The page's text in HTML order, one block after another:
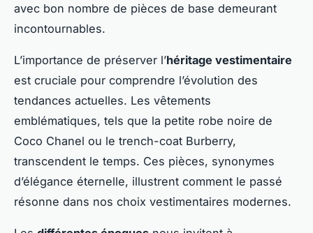
avec bon nombre de pièces de base demeurant
incontournables.
L’importance de préserver l’héritage vestimentaire
est cruciale pour comprendre l’évolution des
tendances actuelles. Les vêtements
emblématiques, tels que la petite robe noire de
Coco Chanel ou le trench-coat Burberry,
transcendent le temps. Ces pièces, synonymes
d’élégance éternelle, illustrent comment le passé
résonne dans nos choix vestimentaires modernes.